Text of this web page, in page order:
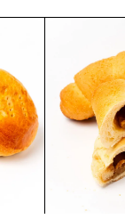
Spansk brød